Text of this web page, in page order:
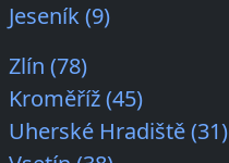
Jeseník (9)
Zlín (78)
Kroměříž (45)
Uherské Hradiště (31)